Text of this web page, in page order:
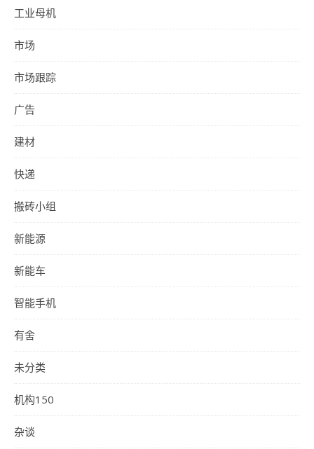
工业母机
市场
市场跟踪
广告
建材
快递
搬砖小组
新能源
新能车
智能手机
有舍
未分类
机构150
杂谈